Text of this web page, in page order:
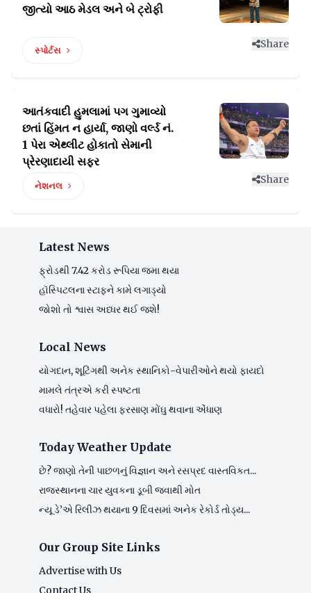
જીત્યો આઠ મેડલ અને બે ટ્રોફી
સ્પોર્ટસ
Share
આતંકવાદી હુમલામાં પગ ગુમાવ્યો
છતાં હિંમત ન હાર્યા, જાણો વર્લ્ડ નં.
1 પેરા એથ્લીટ હોકાતો સેમાની
પ્રેરણાદાયી સફર
નેશનલ
Share
Latest News
ફ્રોડથી 7.42 કરોડ રૂપિયા જમા થયા
હૉસ્પિટલના સ્ટાફને કામે લગાડ્યો
જોશો તો શ્વાસ અધ્ધર થઈ જશે!
Local News
યોગદાન, શૂટિંગથી અનેક સ્થાનિકો-વેપારીઓને થયો ફાયદો
મામલે તંત્રએ કરી સ્પષ્ટતા
વધારો! તહેવાર પહેલા ફરસાણ મોંઘુ થવાના એંધાણ
Today Weather Update
છે? જાણો તેની પાછળનું વિજ્ઞાન અને રસપ્રદ વાસ્તવિકત...
રાજસ્થાનના ચાર યુવકના ડૂબી જવાથી મોત
ન્યૂ ડે’એ રિલીઝ થયાના 9 દિવસમાં અનેક રેકોર્ડ તોડ્ય...
Our Group Site Links
Advertise with Us
Contact Us